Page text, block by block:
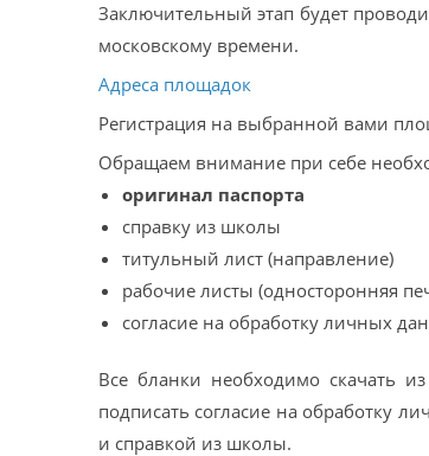
Заключительный этап будет
московскому времени.
Адреса площадок
Регистрация на выбранной вами
Обращаем внимание при себе
оригинал паспорта
справку из школы
титульный лист (направление)
рабочие листы (односторонняя
согласие на обработку личных
Все бланки необходимо скачать из
подписать согласие на обработку
и справкой из школы.